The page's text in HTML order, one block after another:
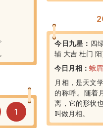
1
今日九星： 四
辅 大吉 杜门
今日月相：蛾
月相，是天文
的称呼。随着
离，它的形状
叫做月相。